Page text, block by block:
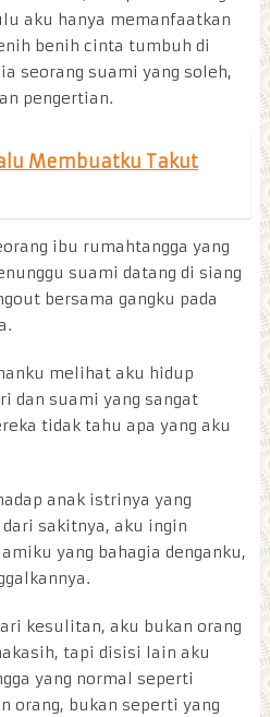
aku hanya memanfaatkan
benih cinta tumbuh di
seorang suami yang soleh,
pengertian.
Membuatku Takut
ibu rumahtangga yang
suami datang di siang
bersama gangku pada
melihat aku hidup
dan suami yang sangat
tidak tahu apa yang aku
anak istrinya yang
sakitnya, aku ingin
yang bahagia denganku,
kesulitan, aku bukan orang
tapi disisi lain aku
yang normal seperti
orang, bukan seperti yang